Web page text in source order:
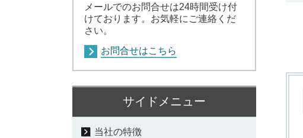
メールでのお問合せは24時間受け付
けております。お気軽にご連絡くだ
さい。
お問合せはこちら
サイドメニュー
当社の特徴